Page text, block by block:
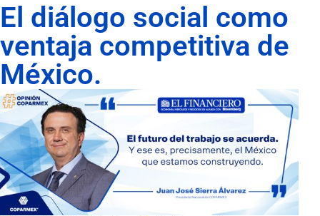
El diálogo social como
ventaja competitiva de
México.